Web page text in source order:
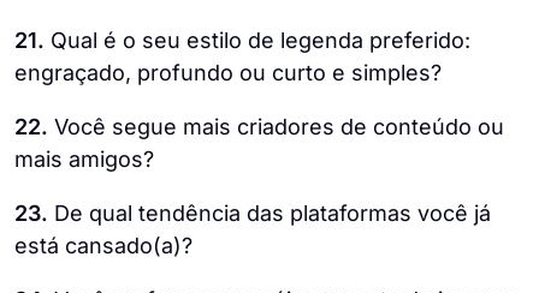
21. Qual é o seu estilo de legenda preferido:
engraçado, profundo ou curto e simples?
22. Você segue mais criadores de conteúdo ou
mais amigos?
23. De qual tendência das plataformas você já
está cansado(a)?